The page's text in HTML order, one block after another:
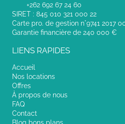
+262 692 67 24 60
SIRET : 845 010 321 000 22
Carte pro. de gestion n°9741 2017
Garantie financière de 240 000 €
LIENS RAPIDES
Accueil
Nos locations
Offres
À propos de nous
FAQ
Contact
Blog bons plans